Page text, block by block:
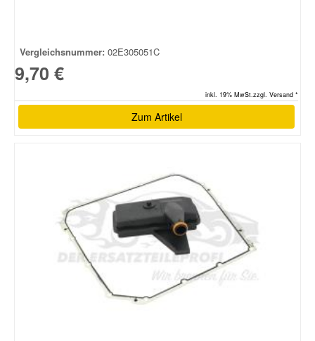
Vergleichsnummer: 02E305051C
9,70 €
inkl. 19% MwSt.zzgl. Versand *
Zum Artikel